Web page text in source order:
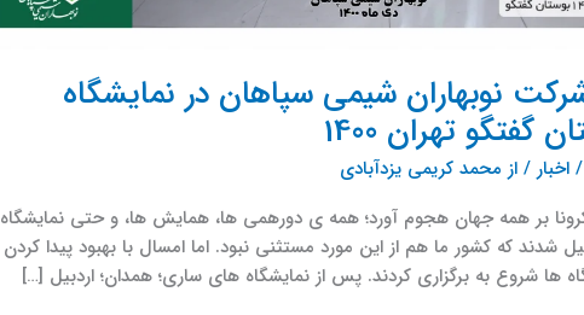
نوبهاران شیمی سپاهان در نمایشگاه
گفتگو تهران 1400
/اخبار / از محمد کریمی یزدآبادی
بر همه جهان هجوم آورد؛ همه ی دورهمی ها، همایش ها، و حتی نمایشگاه
که کشور ما هم از این مورد مستثنی نبود. اما امسال با بهبود پیدا کردن
ها شروع به برگزاری کردند. پس از نمایشگاه های ساری؛ همدان؛ اردبیل […]